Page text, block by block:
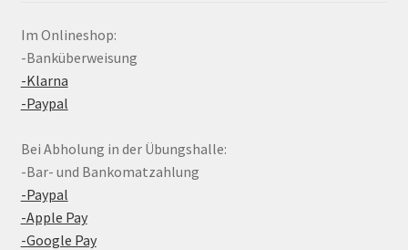
Im Onlineshop:
-Banküberweisung
-Klarna
-Paypal
Bei Abholung in der Übungshalle:
-Bar- und Bankomatzahlung
-Paypal
-Apple Pay
-Google Pay